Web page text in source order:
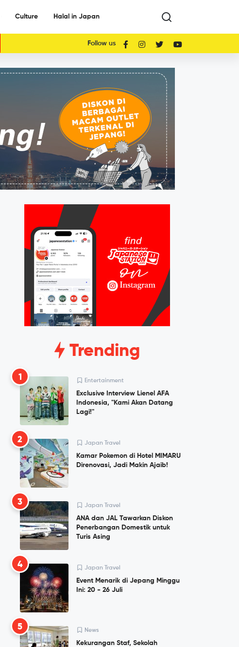
Culture Halal in Japan
Follow us
Trending
1 Entertainment
Exclusive Interview Lienel AFA
Indonesia, "Kami Akan Datang
Lagi!"
2 Japan Travel
Kamar Pokemon di Hotel MIMARU
Direnovasi, Jadi Makin Ajaib!
3 Japan Travel
ANA dan JAL Tawarkan Diskon
Penerbangan Domestik untuk
Turis Asing
4 Japan Travel
Event Menarik di Jepang Minggu
Ini: 20 - 26 Juli
5 News
Kekurangan Staf, Sekolah